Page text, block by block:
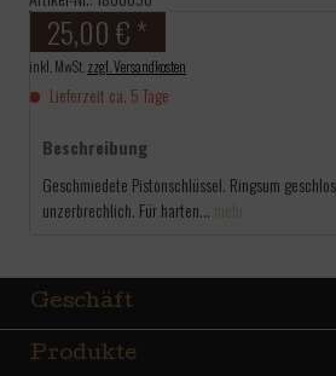
25,00 € *
inkl. MwSt. zzgl. Versandkosten
Lieferzeit ca. 5 Tage
Beschreibung
Geschmiedete Pistonschlüssel. Ringsum
unzerbrechlich. Für harten... mehr
Geschäft
Produkte